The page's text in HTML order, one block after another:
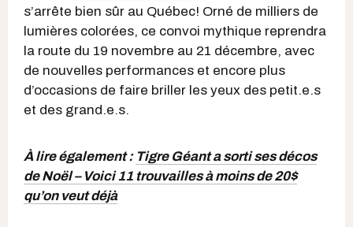
s’arrête bien sûr au Québec! Orné de milliers de
lumières colorées, ce convoi mythique reprendra
la route du 19 novembre au 21 décembre, avec
de nouvelles performances et encore plus
d’occasions de faire briller les yeux des petit.e.s
et des grand.e.s.
À lire également : Tigre Géant a sorti ses décos
de Noël – Voici 11 trouvailles à moins de 20$
qu’on veut déjà